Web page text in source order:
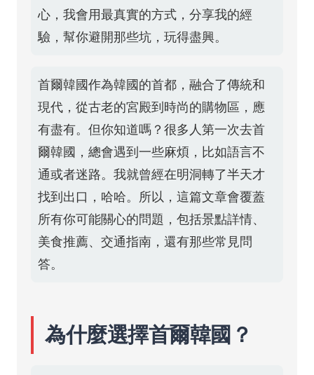
心，我會用最真實的方式，分享我的經
驗，幫你避開那些坑，玩得盡興。
首爾韓國作為韓國的首都，融合了傳統和
現代，從古老的宮殿到時尚的購物區，應
有盡有。但你知道嗎？很多人第一次去首
爾韓國，總會遇到一些麻煩，比如語言不
通或者迷路。我就曾經在明洞轉了半天才
找到出口，哈哈。所以，這篇文章會覆蓋
所有你可能關心的問題，包括景點詳情、
美食推薦、交通指南，還有那些常見問
答。
為什麼選擇首爾韓國？